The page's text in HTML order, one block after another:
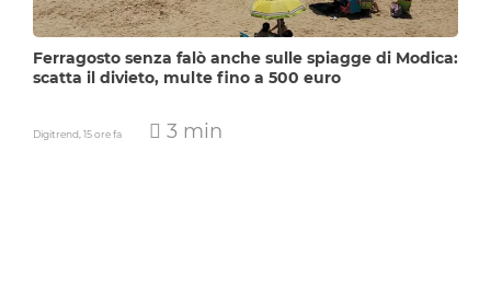
Ferragosto senza falò anche sulle spiagge di Modica:
scatta il divieto, multe fino a 500 euro
Digitrend,15 ore fa 3 min